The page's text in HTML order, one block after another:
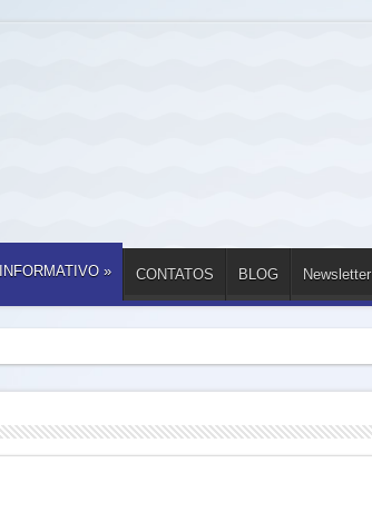
INFORMATIVO » CONTATOS BLOG Newsletter